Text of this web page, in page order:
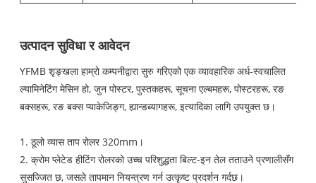
उत्पादन सुविधा र आवेदन
YFMB शृङ्खला हाम्रो कम्पनीद्वारा सुरु गरिएको एक व्यावहारिक अर्ध-स्वचालित
ल्यामिनेटिंग मेसिन हो, जुन पोस्टर, पुस्तकहरू, सूचना एल्बमहरू, पोस्टरहरू, रङ
बक्सहरू, रङ बक्स प्याकेजिङ्ग, ह्यान्डब्यागहरू, इत्यादिका लागि उपयुक्त छ।
1. ठूलो व्यास ताप रोलर 320mm।
2. क्रोम प्लेटेड हीटिंग रोलरको उच्च परिशुद्धता बिल्ट-इन तेल तताउने प्रणालीसँग
सुसज्जित छ, जसले तापमान नियन्त्रण गर्न उत्कृष्ट प्रदर्शन गर्दछ।